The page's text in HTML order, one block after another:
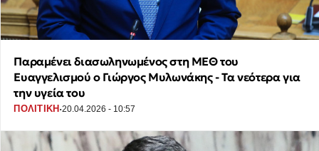
Παραμένει διασωληνωμένος στη ΜΕΘ του
Ευαγγελισμού ο Γιώργος Μυλωνάκης - Τα νεότερα για
την υγεία του
ΠΟΛΙΤΙΚΗ ·20.04.2026 - 10:57